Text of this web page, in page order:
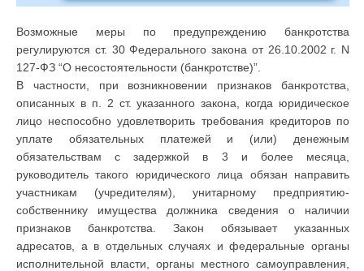
Возможные меры по предупреждению банкротства
регулируются ст. 30 Федерального закона от 26.10.2002 г. N
127-ФЗ “О несостоятельности (банкротстве)”.
В частности, при возникновении признаков банкротства,
описанных в п. 2 ст. указанного закона, когда юридическое
лицо неспособно удовлетворить требования кредиторов по
уплате обязательных платежей и (или) денежным
обязательствам с задержкой в 3 и более месяца,
руководитель такого юридического лица обязан направить
участникам (учредителям), унитарному предприятию-
собственнику имущества должника сведения о наличии
признаков банкротства. Закон обязывает указанных
адресатов, а в отдельных случаях и федеральные органы
исполнительной власти, органы местного самоуправления,